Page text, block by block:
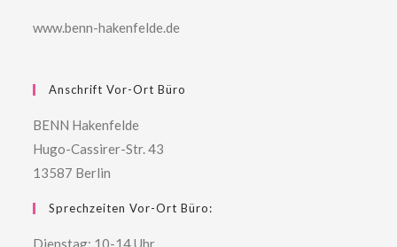
www.benn-hakenfelde.de
Anschrift Vor-Ort Büro
BENN Hakenfelde
Hugo-Cassirer-Str. 43
13587 Berlin
Sprechzeiten Vor-Ort Büro:
Dienstag: 10-14 Uhr